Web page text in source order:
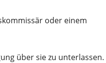
oder einem
über sie zu unterlassen.